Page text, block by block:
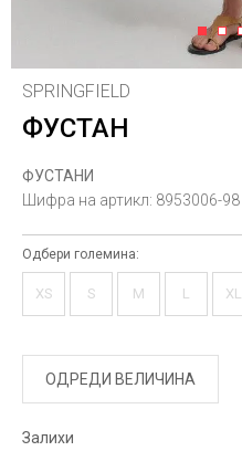
1 2
SPRINGFIELD
ФУСТАН
ФУСТАНИ
Шифра на артикл: 8953006-98
Одбери големина:
XS S M L XL
ОДРЕДИ ВЕЛИЧИНА
Залихи